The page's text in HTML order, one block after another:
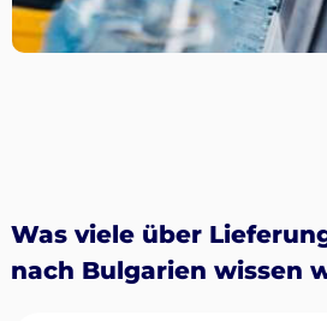
Was viele über
nach Bulgarien wissen